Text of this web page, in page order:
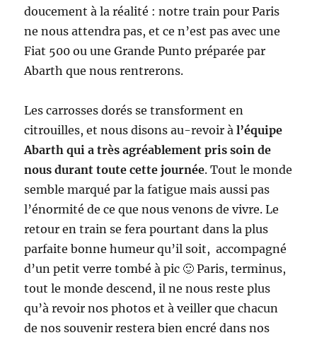
doucement à la réalité : notre train pour Paris
ne nous attendra pas, et ce n’est pas avec une
Fiat 500 ou une Grande Punto préparée par
Abarth que nous rentrerons.
Les carrosses dorés se transforment en
citrouilles, et nous disons au-revoir àl’équipe
Abarth qui a très agréablement pris soin de
nous durant toute cette journée. Tout le monde
semble marqué par la fatigue mais aussi pas
l’énormité de ce que nous venons de vivre. Le
retour en train se fera pourtant dans la plus
parfaite bonne humeur qu’il soit, accompagné
d’un petit verre tombé à pic 🙂 Paris, terminus,
tout le monde descend, il ne nous reste plus
qu’à revoir nos photos et à veiller que chacun
de nos souvenir restera bien encré dans nos